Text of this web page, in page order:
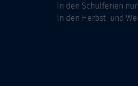
In den Schulferien
In den Herbst- und